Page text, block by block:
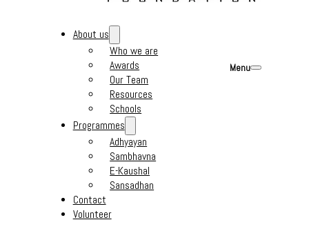
About us
Who we are
Awards
Our Team
Resources
Schools
Programmes
Adhyayan
Sambhavna
E-Kaushal
Sansadhan
Contact
Volunteer
Menu